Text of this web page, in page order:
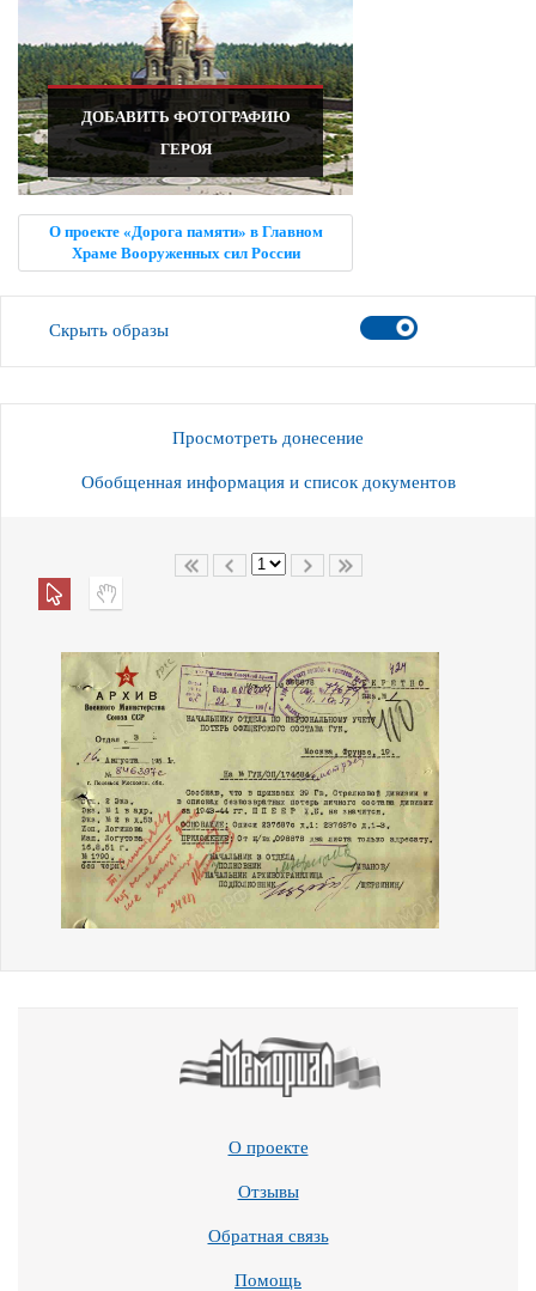
ДОБАВИТЬ ФОТОГРАФИЮ
ГЕРОЯ
О проекте «Дорога памяти» в Главном
Храме Вооруженных сил России
Скрыть образы
Просмотреть донесение
Обобщенная информация и список документов
О проекте
Отзывы
Обратная связь
Помощь